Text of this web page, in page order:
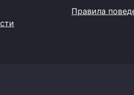
Правила